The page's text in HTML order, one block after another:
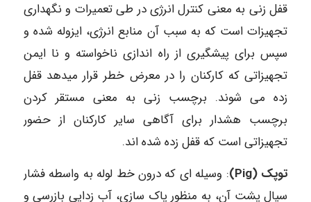
قفل زنی به معنی کنترل انرژی در طی تعمیرات و نگهداری
تجهیزات است که به سبب آن منابع انرژی، ایزوله شده و
سپس برای پیشگیری از راه اندازی ناخواسته و نا ایمن
تجهیزاتی که کارکنان را در معرض خطر قرار میدهد قفل
زده می شوند. برچسب زنی به معنی مستقر کردن
برچسب هشدار برای آگاهی سایر کارکنان از حضور
تجهیزاتی است که قفل زده شده اند.
توپک (Pig)
: وسیله ای که درون خط لوله به واسطه فشار
سیال پشت آن، به منظور پاک سازی، آب زدایی بازرسی و